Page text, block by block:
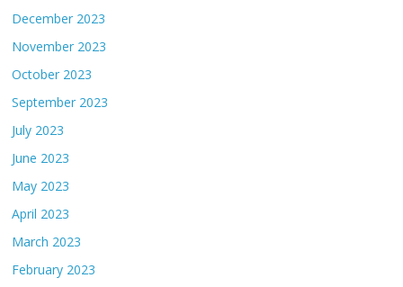
December 2023
November 2023
October 2023
September 2023
July 2023
June 2023
May 2023
April 2023
March 2023
February 2023